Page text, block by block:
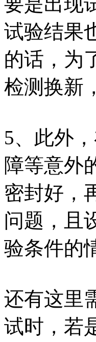
试验结果
的话，为
检测换新
5、此外
障等意外
密封好，
问题，且
验条件的
还有这里
试时，若